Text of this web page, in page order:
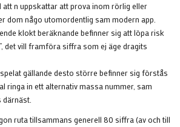
att n uppskattar att prova inom rörlig eller
dom någo utomordentlig sam modern app.
klokt beräknande befinner sig att löpa risk
det vill framföra siffra som ej äge dragits
gällande desto större befinner sig förstås
ringa in ett alternativ massa nummer, sam
ruta tillsammans generell 80 siffra (av och till